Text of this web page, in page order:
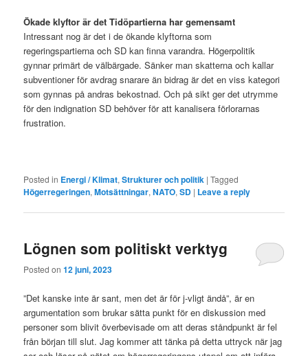
Ökade klyftor är det Tidöpartierna har gemensamt
Intressant nog är det i de ökande klyftorna som
regeringspartierna och SD kan finna varandra. Högerpolitik
gynnar primärt de välbärgade. Sänker man skatterna och kallar
subventioner för avdrag snarare än bidrag är det en viss kategori
som gynnas på andras bekostnad. Och på sikt ger det utrymme
för den indignation SD behöver för att kanalisera förlorarnas
frustration.
Posted in Energi / Klimat,Strukturer och politik |Tagged
Högerregeringen,Motsättningar,NATO,SD | Leave a reply
Lögnen som politiskt verktyg
Posted on12 juni, 2023
”Det kanske inte är sant, men det är för j-vligt ändå”, är en
argumentation som brukar sätta punkt för en diskussion med
personer som blivit överbevisade om att deras ståndpunkt är fel
från början till slut. Jag kommer att tänka på detta uttryck när jag